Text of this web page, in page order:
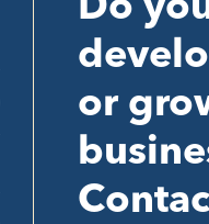
Do
or